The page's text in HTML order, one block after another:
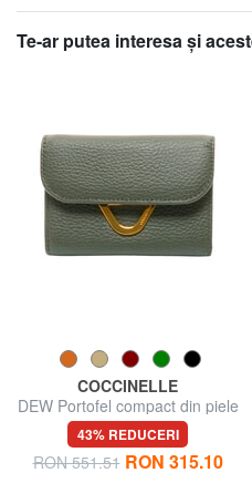
Te-ar putea interesa şi
COCCINELLE
DEW Portofel compact din piele
43% REDUCERI
RON 551.51 RON 315.10